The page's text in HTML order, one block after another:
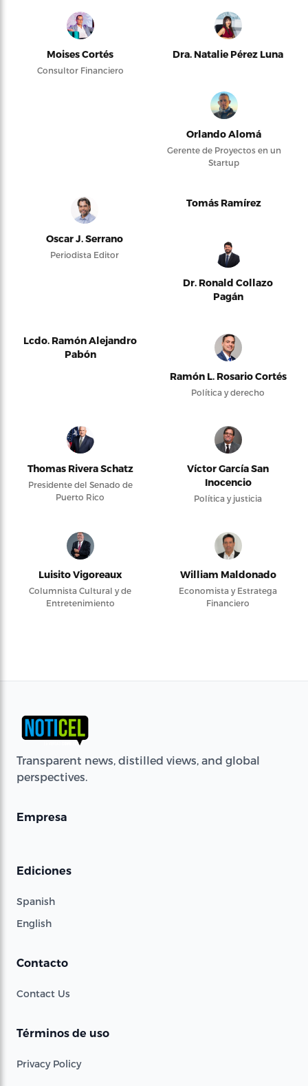
Moises Cortés
Consultor Financiero
Dra. Natalie Pérez Luna
Orlando Alomá
Gerente de Proyectos en un
Startup
Oscar J. Serrano
Periodista Editor
Tomás Ramírez
Dr. Ronald Collazo
Pagán
Lcdo. Ramón Alejandro
Pabón
Ramón L. Rosario Cortés
Política y derecho
Thomas Rivera Schatz
Presidente del Senado de
Puerto Rico
Víctor García San
Inocencio
Política y justicia
Luisito Vigoreaux
Columnista Cultural y de
Entretenimiento
William Maldonado
Economista y Estratega
Financiero
Transparent news, distilled views, and global
perspectives.
Empresa
Ediciones
Spanish
English
Contacto
Contact Us
Términos de uso
Privacy Policy